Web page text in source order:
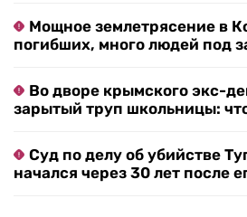
Мощное землетрясение в
погибших, много людей под
Во дворе крымского экс-
зарытый труп школьницы:
Суд по делу об убийстве
начался через 30 лет после